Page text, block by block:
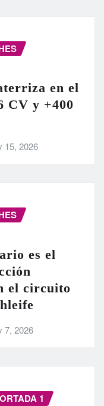
en el
CV y +400
15, 2026
es el
el circuito
7, 2026
1